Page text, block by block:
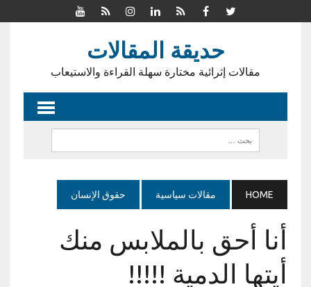
حديقة المقالات
مقالات إثرائية مختارة سهلة القراءة والاستيعاب
HOME مقالات سياسية حقوق الإنسان
أنا أحق بالملابس منك
أيتها الدمية !!!!!